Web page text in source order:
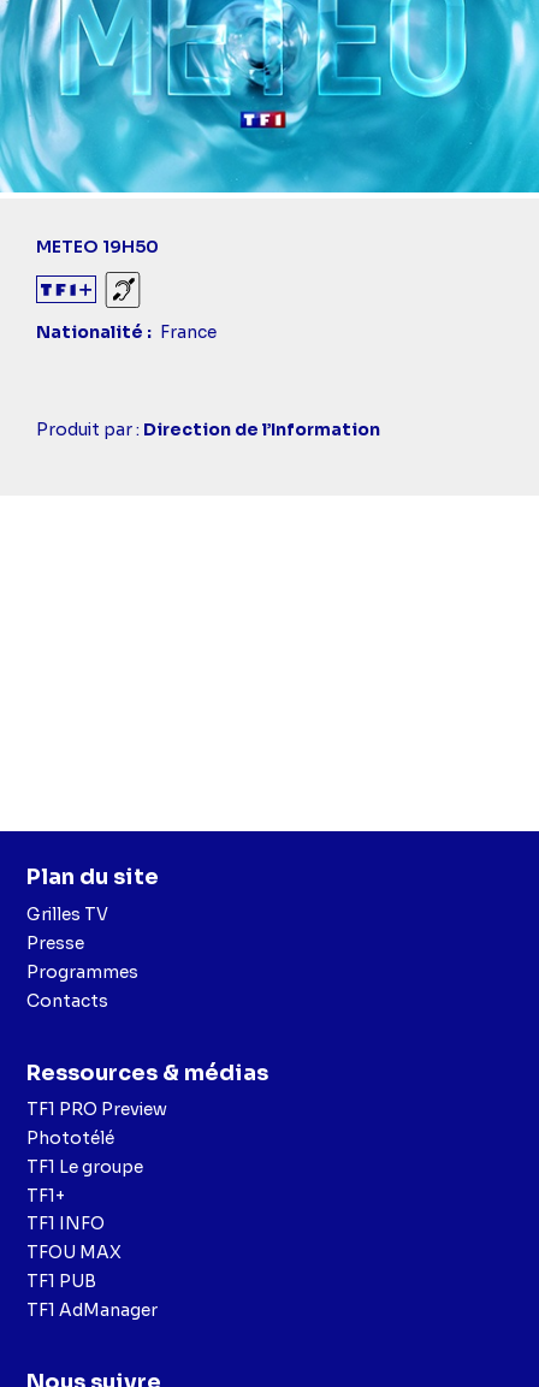
METEO 19H50
Sourds et malentendants
Nationalité
France
Casting
Produit par : Direction de l’Information
Plan du site
Grilles TV
Presse
Programmes
Contacts
Ressources & médias
TF1 PRO Preview
Phototélé
TF1 Le groupe
TF1+
TF1 INFO
TFOU MAX
TF1 PUB
TF1 AdManager